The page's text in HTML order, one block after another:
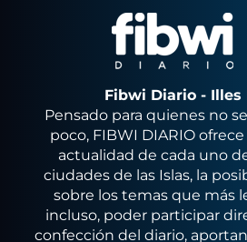
Fibwi Diario - Illes
Pensado para quienes no
poco, FIBWI DIARIO
actualidad de cada uno
ciudades de las Islas, la
sobre los temas que más
incluso, poder participar
confección del diario,